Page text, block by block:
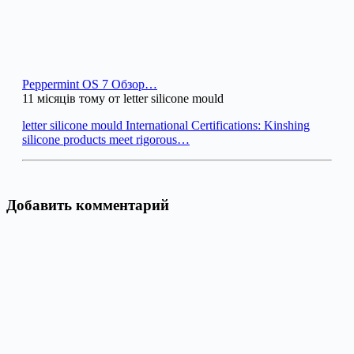
Peppermint OS 7 Обзор…
11 місяців тому от letter silicone mould
letter silicone mould International Certifications: Kinshing
silicone products meet rigorous…
Добавить комментарий